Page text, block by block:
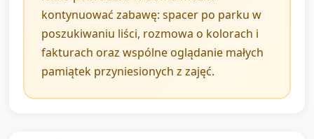
uspokajająca („Pa, pa liściom, pa, pa dniom”). Daj
dzieciom drobny pamiątkowy odcisk liścia z
plasteliny do zabrania do domu.
kontynuować zabawę: spacer po parku w
poszukiwaniu liści, rozmowa o kolorach i
fakturach oraz wspólne oglądanie małych
pamiątek przyniesionych z zajęć.